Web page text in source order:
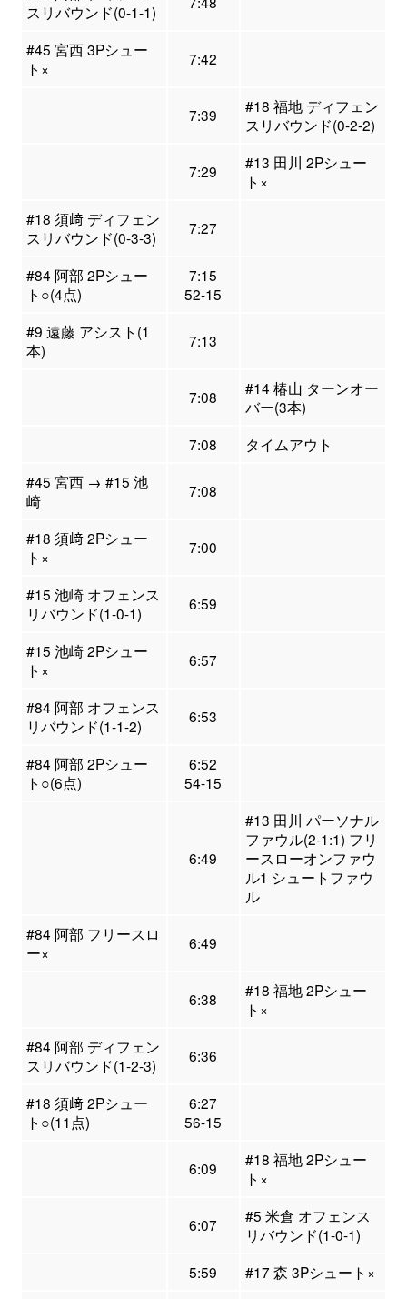
スリバウンド(0-1-1)
#45 宮西 3Pシュー
ト×
7:42
7:39
#18 福地 ディフェン
スリバウンド(0-2-2)
7:29
#13 田川 2Pシュー
ト×
#18 須﨑 ディフェン
スリバウンド(0-3-3)
7:27
#84 阿部 2Pシュー
ト○(4点)
7:15
52-15
#9 遠藤 アシスト(1
本)
7:13
7:08
#14 椿山 ターンオー
バー(3本)
7:08
タイムアウト
#45 宮西 → #15 池
崎
7:08
#18 須﨑 2Pシュー
ト×
7:00
#15 池崎 オフェンス
リバウンド(1-0-1)
6:59
#15 池崎 2Pシュー
ト×
6:57
#84 阿部 オフェンス
リバウンド(1-1-2)
6:53
#84 阿部 2Pシュー
ト○(6点)
6:52
54-15
6:49
#13 田川 パーソナル
ファウル(2-1:1) フリ
ースローオンファウ
ル1 シュートファウ
ル
#84 阿部 フリースロ
ー×
6:49
6:38
#18 福地 2Pシュー
ト×
#84 阿部 ディフェン
スリバウンド(1-2-3)
6:36
#18 須﨑 2Pシュー
ト○(11点)
6:27
56-15
6:09
#18 福地 2Pシュー
ト×
6:07
#5 米倉 オフェンス
リバウンド(1-0-1)
5:59
#17 森 3Pシュート×